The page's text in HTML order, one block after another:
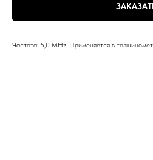
Частота: 5,0 MHz. Применяется в